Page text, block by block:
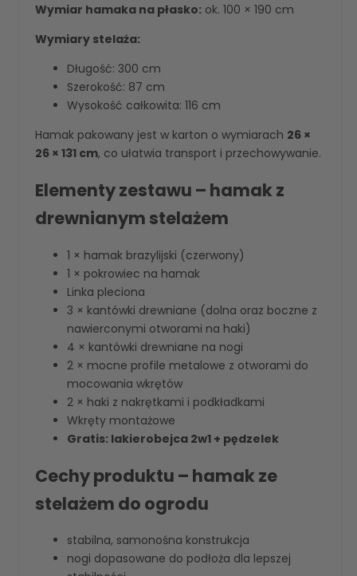
Wymiar hamaka na płasko: ok. 100 × 190 cm
Wymiary stelaża:
Długość: 300 cm
Szerokość: 87 cm
Wysokość całkowita: 116 cm
Hamak pakowany jest w karton o wymiarach 26 ×
26 × 131 cm, co ułatwia transport i przechowywanie.
Elementy zestawu – hamak z
drewnianym stelażem
1 × hamak brazylijski (czerwony)
1 × pokrowiec na hamak
Linka pleciona
3 × kantówki drewniane (dolna oraz boczne z
nawierconymi otworami na haki)
4 × kantówki drewniane na nogi
2 × mocne profile metalowe z otworami do
mocowania wkrętów
2 × haki z nakrętkami i podkładkami
Wkręty montażowe
Gratis: lakierobejca 2w1 + pędzelek
Cechy produktu – hamak ze
stelażem do ogrodu
stabilna, samonośna konstrukcja
nogi dopasowane do podłoża dla lepszej